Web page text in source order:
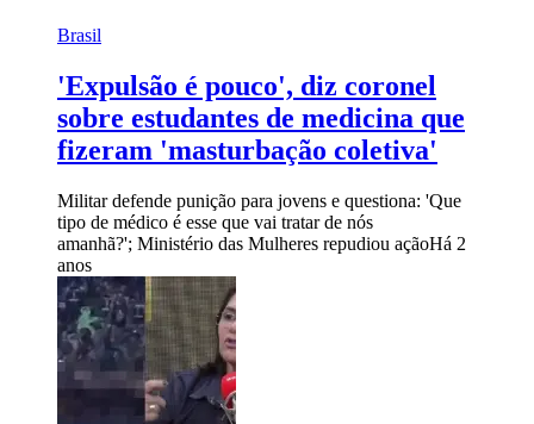
Brasil
'Expulsão é pouco', diz coronel
sobre estudantes de medicina que
fizeram 'masturbação coletiva'
Militar defende punição para jovens e questiona: 'Que
tipo de médico é esse que vai tratar de nós
amanhã?'; Ministério das Mulheres repudiou açãoHá 2
anos